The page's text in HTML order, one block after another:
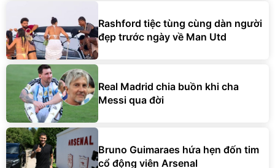
Rashford tiệc tùng cùng dàn người
đẹp trước ngày về Man Utd
Real Madrid chia buồn khi cha
Messi qua đời
Bruno Guimaraes hứa hẹn đốn tim
cổ động viên Arsenal